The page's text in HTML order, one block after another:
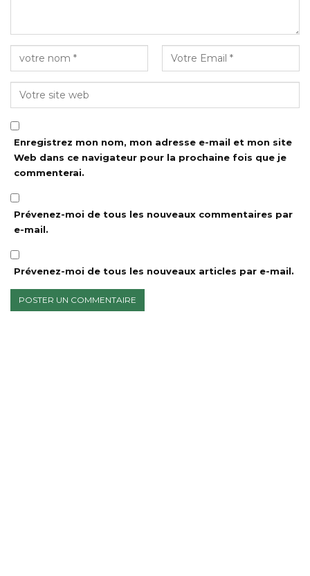
Enregistrez mon nom, mon adresse e-mail et mon site
Web dans ce navigateur pour la prochaine fois que je
commenterai.
Prévenez-moi de tous les nouveaux commentaires par
e-mail.
Prévenez-moi de tous les nouveaux articles par e-mail.